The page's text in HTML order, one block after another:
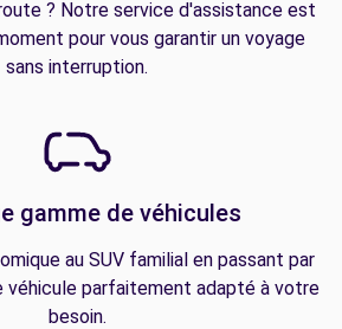
? Notre service d'assistance est
pour vous garantir un voyage
sans interruption.
gamme de véhicules
au SUV familial en passant par
véhicule parfaitement adapté à votre
besoin.